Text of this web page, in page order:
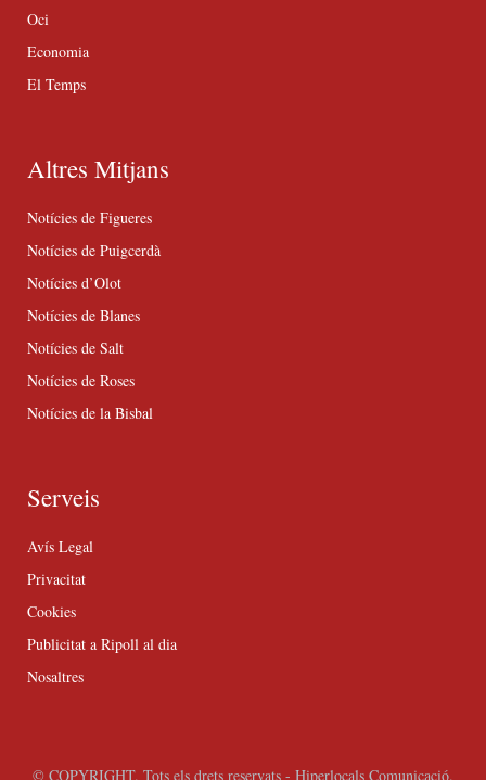
Oci
Economia
El Temps
Altres Mitjans
Notícies de Figueres
Notícies de Puigcerdà
Notícies d’Olot
Notícies de Blanes
Notícies de Salt
Notícies de Roses
Notícies de la Bisbal
Serveis
Avís Legal
Privacitat
Cookies
Publicitat a Ripoll al dia
Nosaltres
© COPYRIGHT. Tots els drets reservats - Hiperlocals Comunicació.